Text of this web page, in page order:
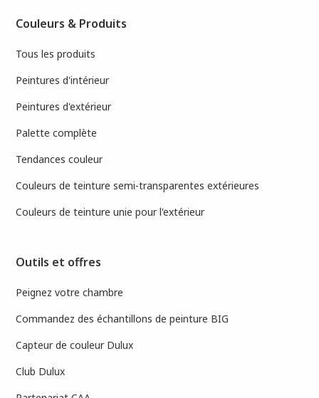
Couleurs & Produits
Tous les produits
Peintures d'intérieur
Peintures d'extérieur
Palette complète
Tendances couleur
Couleurs de teinture semi-transparentes extérieures
Couleurs de teinture unie pour l'extérieur
Outils et offres
Peignez votre chambre
Commandez des échantillons de peinture BIG
Capteur de couleur Dulux
Club Dulux